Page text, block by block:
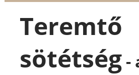
Teremtő
sötétség-